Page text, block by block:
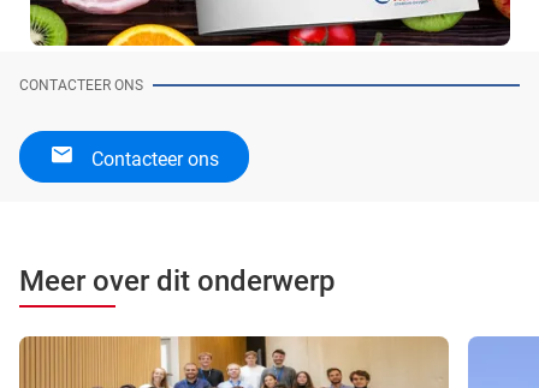
CONTACTEER ONS
Contacteer ons
Meer over dit onderwerp